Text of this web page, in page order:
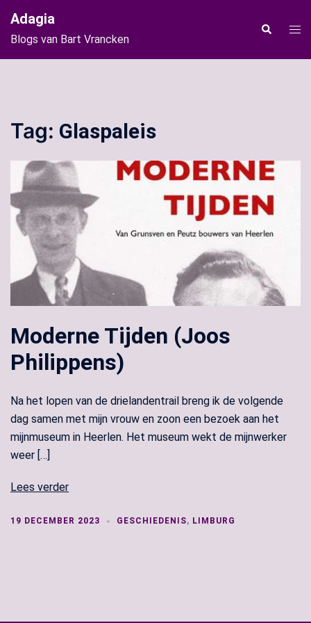
naar
de
inhoud
Adagia
Blogs van Bart Vrancken
Zoeken
Tag: Glaspaleis
Moderne Tijden (Joos
Philippens)
Na het lopen van de drielandentrail breng ik de volgende
dag samen met mijn vrouw en zoon een bezoek aan het
mijnmuseum in Heerlen. Het museum wekt de mijnwerker
weer […]
Lees verder
19 DECEMBER 2023 GESCHIEDENIS, LIMBURG